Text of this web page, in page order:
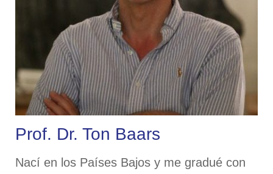
Prof. Dr. Ton Baars
Nací en los Países Bajos y me gradué con